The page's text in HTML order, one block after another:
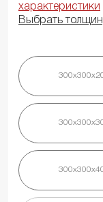
характеристики
Выбрать